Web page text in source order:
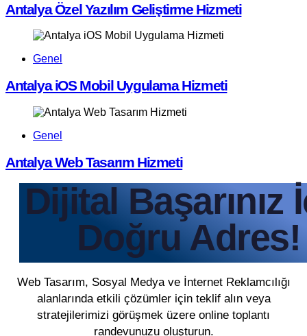
Antalya Özel Yazılım Geliştirme Hizmeti
Genel
Antalya iOS Mobil Uygulama Hizmeti
Genel
Antalya Web Tasarım Hizmeti
Dijital Başarınız
Doğru Adres!
Web Tasarım, Sosyal Medya ve İnternet Reklamcılığı
alanlarında etkili çözümler için teklif alın veya
stratejilerimizi görüşmek üzere online toplantı
randevunuzu oluşturun.